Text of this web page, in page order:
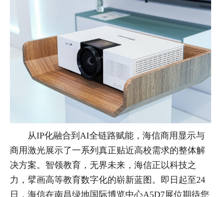
从IP化融合到AI全链路赋能，海信商用显示与
商用激光展示了一系列真正贴近高校需求的整体解
决方案。智领教育，无界未来，海信正以科技之
力，擘画高等教育数字化的崭新蓝图。即日起至24
日，海信在南昌绿地国际博览中心A5D7展位期待您